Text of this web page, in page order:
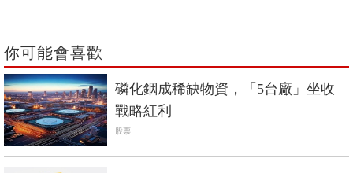
你可能會喜歡
磷化銦成稀缺物資，「5台廠」坐收
戰略紅利
股票